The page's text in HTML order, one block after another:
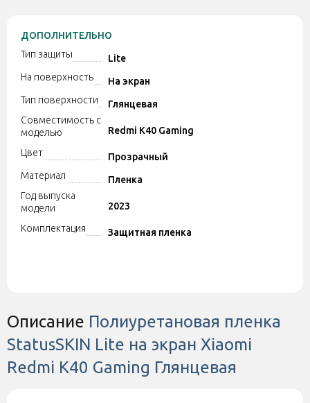
ДОПОЛНИТЕЛЬНО
Тип защиты
Lite
На поверхность
На экран
Тип поверхности
Глянцевая
Совместимость с
моделью
Redmi K40 Gaming
Цвет
Прозрачный
Материал
Пленка
Год выпуска
модели
2023
Комплектация
Защитная пленка
Описание Полиуретановая пленка
StatusSKIN Lite на экран Xiaomi
Redmi K40 Gaming Глянцевая